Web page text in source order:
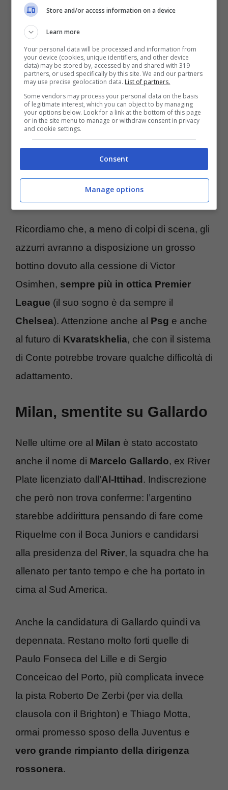
dal Milan non arrivano segnali
Non resta altro che ilNapoli, una squadra
che gli può dare comunque subito la
possibilità di vincere, soprattutto senza
l’incombenza di una competizione europea il
prossimo anno. Per quanto riguarda il
mercato, nel corso della trattativa è probabile
abbia chiesto garanzie. Non tanto
su quanti soldi spendere ma piuttosto su
quali caratteristiche puntare.
Ricordiamo che, a meno di colpi di scena, gli
azzurri avranno a disposizione un grosso
bottino dovuto alla cessione di Victor
Osimhen, sempre più in ottica Premier
League (il suo sogno è da sempre il
Chelsea). Attenzione anche al Psg e anche
al futuro di Kvaratskhelia, che con il sistema
di Conte potrebbe trovare qualche difficoltà di
adattamento.
Milan, smentite su Gallardo
Nelle ultime ore al Milan è stato accostato
anche il nome di Marcelo Gallardo, ex River
Plate licenziato dall’Al-Ittihad. Indiscrezione
che però non trova conferme: l’argentino
starebbe addirittura pensando di fare come
Riquelme con il Boca Juniors e candidarsi
alla presidenza del River, la squadra che ha
allenato per tanto tempo e che ha portato in
cima al Sud America.
Anche la candidatura di Gallardo quindi va
depennata. Restano molto forti quelle di
Paulo Fonseca del Lille e di Sergio
Conceicao del Porto, più complicata invece
la pista Roberto De Zerbi (per via della
clausola con il Brighton) e Thiago Motta,
ormai promesso sposo della Juventus e
vero grande rimpianto della dirigenza
rossonera.
Store and/or access information on a device
Learn more
Your personal data will be processed and information from
your device (cookies, unique identifiers, and other device
data) may be stored by, accessed by and shared with 319
partners, or used specifically by this site. We and our partners
may use precise geolocation data. List of partners.
Some vendors may process your personal data on the basis
of legitimate interest, which you can object to by managing
your options below. Look for a link at the bottom of this page
or in the site menu to manage or withdraw consent in privacy
and cookie settings.
Consent
Manage options